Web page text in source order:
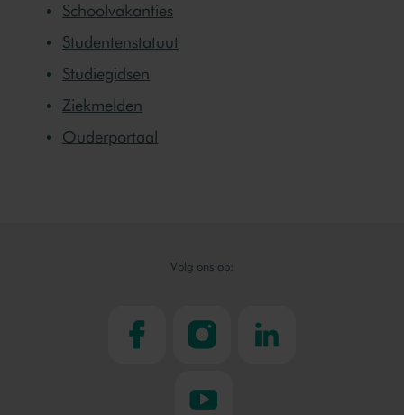
Schoolvakanties
Studentenstatuut
Studiegidsen
Ziekmelden
Ouderportaal
Volg ons op:
facebook instagram linkedin